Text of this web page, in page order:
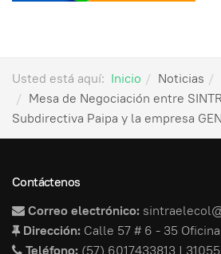
Usted está aquí: Inicio Noticias
Mesa de Negociación entre
Subdirectiva Paipa y la empresa
Contáctenos
Correo electrónico:
Dirección: Calle 57 # 6 - 35